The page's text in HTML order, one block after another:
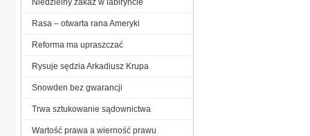
Rasa – otwarta rana Ameryki
Reforma ma upraszczać
Rysuje sędzia Arkadiusz Krupa
Snowden bez gwarancji
Trwa sztukowanie sądownictwa
Wartość prawa a wierność prawu